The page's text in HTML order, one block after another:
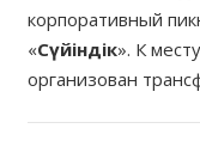
корпоративный
«Сүйіндік». К
организован